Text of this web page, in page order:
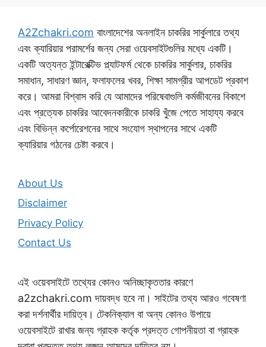
A2Zchakri.com বাংলাদেশের অনলাইন চাকরির সার্কুলারে তথ্য
এবং ক্যারিয়ার পরামর্শের জন্য সেরা ওয়েবসাইটগুলির মধ্যে একটি।
একটি অত্যন্ত ইন্টারেক্টিভ প্ল্যাটফর্ম থেকে চাকরির সার্কুলার, চাকরির
সমাধান, সাধারণ জ্ঞান, ফলাফলের খবর, শিক্ষা সামগ্রীর আপডেট প্রকাশ
করে। আমরা বিশ্বাস করি যে আমাদের পরিষেবাগুলি কর্মজীবনের বিকাশে
এবং প্রত্যেক চাকরির আবেদনকারীকে চাকরি খুঁজে পেতে সাহায্য করবে
এবং বিভিন্ন কর্পোরেশনের সাথে সংযোগ স্থাপনের সাথে একটি
ক্যারিয়ার গঠনের চেষ্টা করবে।
About Us
Disclaimer
Privacy Policy
Contact Us
এই ওয়েবসাইটে তথ্যের কোনও অনিচ্ছাকৃততার কারণে
a2zchakri.com দায়বদ্ধ হবে না। সাইটের তথ্য আরও গবেষণা
করা দর্শনার্থীর দায়িত্ব। টেকনিক্যাল বা অন্য কোনও উপায়ে
ওয়েবসাইটে রাখার জন্য গ্রাহক কর্তৃক প্রদত্ত গোপনীয়তা বা গ্রাহক